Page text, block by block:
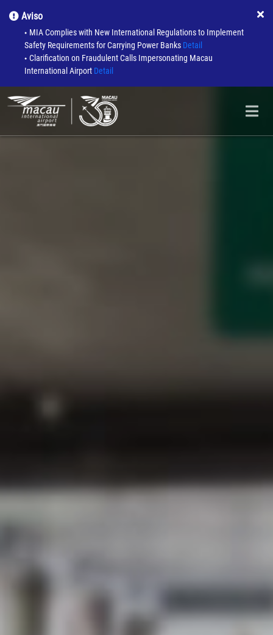
Aviso
●
MIA Complies with New International Regulations to Implement
Safety Requirements for Carrying Power Banks Detail
● Clarification on Fraudulent Calls Impersonating Macau
International Airport Detail